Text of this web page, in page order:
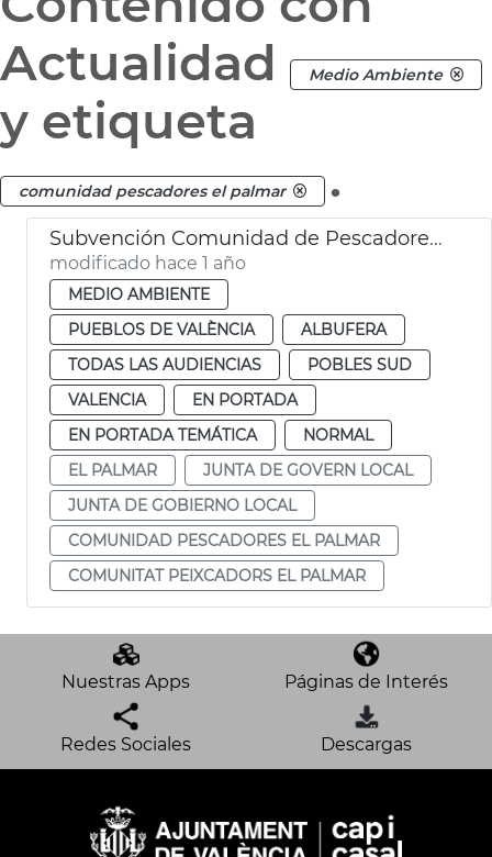
Actualidad
Medio Ambiente
y etiqueta
comunidad pescadores el palmar .
Subvención Comunidad de Pescadores de El Palmar
modificado hace 1 año
MEDIO AMBIENTE
PUEBLOS DE VALÈNCIA
ALBUFERA
TODAS LAS AUDIENCIAS
POBLES SUD
VALENCIA
EN PORTADA
EN PORTADA TEMÁTICA
NORMAL
EL PALMAR
JUNTA DE GOVERN LOCAL
JUNTA DE GOBIERNO LOCAL
COMUNIDAD PESCADORES EL PALMAR
COMUNITAT PEIXCADORS EL PALMAR
Nuestras Apps Páginas de Interés
Redes Sociales Descargas